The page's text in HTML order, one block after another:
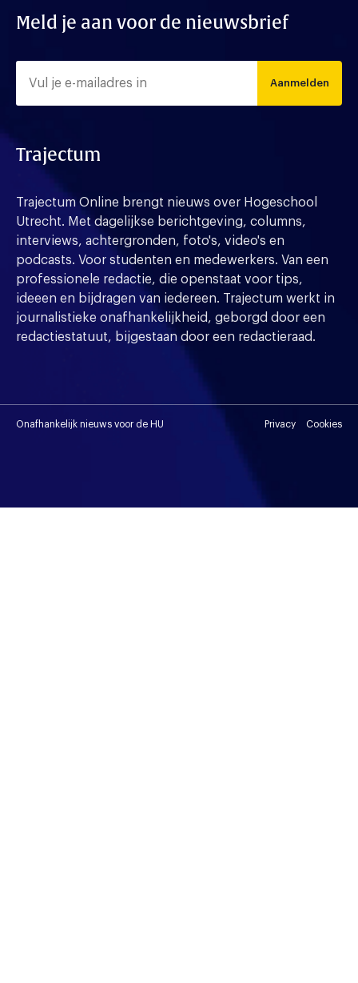
Meld je aan voor de nieuwsbrief
Aanmelden
Trajectum
Trajectum Online brengt nieuws over Hogeschool
Utrecht. Met dagelijkse berichtgeving, columns,
interviews, achtergronden, foto's, video's en
podcasts. Voor studenten en medewerkers. Van een
professionele redactie, die openstaat voor tips,
ideeen en bijdragen van iedereen. Trajectum werkt in
journalistieke onafhankelijkheid, geborgd door een
redactiestatuut, bijgestaan door een redactieraad.
Onafhankelijk nieuws voor de HU Privacy Cookies